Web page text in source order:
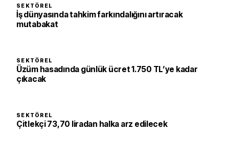
SEKTÖREL
İş dünyasında tahkim farkındalığını artıracak
mutabakat
SEKTÖREL
Üzüm hasadında günlük ücret 1.750 TL’ye kadar
çıkacak
SEKTÖREL
Çitlekçi 73,70 liradan halka arz edilecek